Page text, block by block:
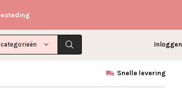
Inloggen
Snelle levering